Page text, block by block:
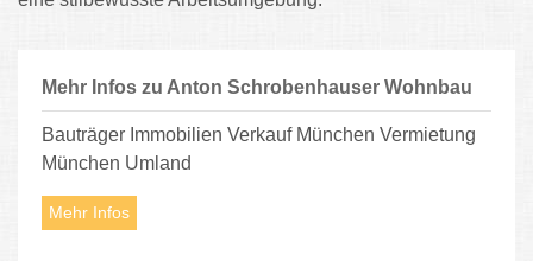
Mehr Infos zu Anton Schrobenhauser Wohnbau
Bauträger Immobilien Verkauf München Vermietung
München Umland
Mehr Infos